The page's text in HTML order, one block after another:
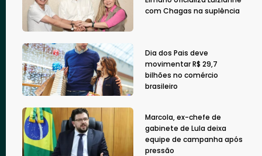
com Chagas na suplência
Dia dos Pais deve
movimentar R$ 29,7
bilhões no comércio
brasileiro
Marcola, ex-chefe de
gabinete de Lula deixa
equipe de campanha após
pressão